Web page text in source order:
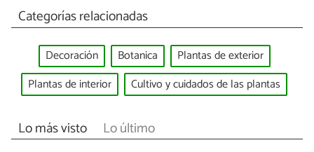
Categorías relacionadas
Decoración Botanica
Plantas de exterior
Plantas de interior
Cultivo y cuidados de las plantas
Lo más visto Lo último